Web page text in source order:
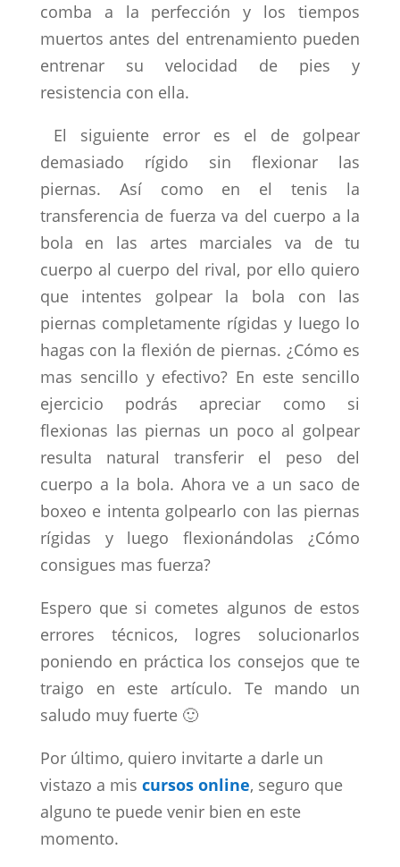
comba a la perfección y los tiempos
muertos antes del entrenamiento pueden
entrenar su velocidad de pies y
resistencia con ella.
El siguiente error es el de golpear
demasiado rígido sin flexionar las
piernas. Así como en el tenis la
transferencia de fuerza va del cuerpo a la
bola en las artes marciales va de tu
cuerpo al cuerpo del rival, por ello quiero
que intentes golpear la bola con las
piernas completamente rígidas y luego lo
hagas con la flexión de piernas. ¿Cómo es
mas sencillo y efectivo? En este sencillo
ejercicio podrás apreciar como si
flexionas las piernas un poco al golpear
resulta natural transferir el peso del
cuerpo a la bola. Ahora ve a un saco de
boxeo e intenta golpearlo con las piernas
rígidas y luego flexionándolas ¿Cómo
consigues mas fuerza?
Espero que si cometes algunos de estos
errores técnicos, logres solucionarlos
poniendo en práctica los consejos que te
traigo en este artículo. Te mando un
saludo muy fuerte 🙂
Por último, quiero invitarte a darle un
vistazo a mis cursos online, seguro que
alguno te puede venir bien en este
momento.